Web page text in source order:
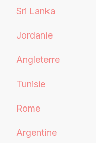
Sri Lanka
Jordanie
Angleterre
Tunisie
Rome
Argentine